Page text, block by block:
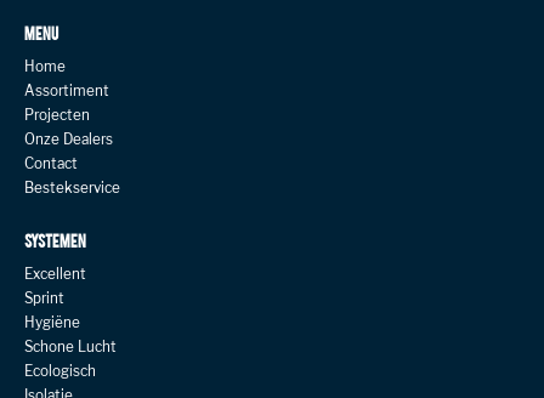
MENU
Home
Assortiment
Projecten
Onze Dealers
Contact
Bestekservice
SYSTEMEN
Excellent
Sprint
Hygiëne
Schone Lucht
Ecologisch